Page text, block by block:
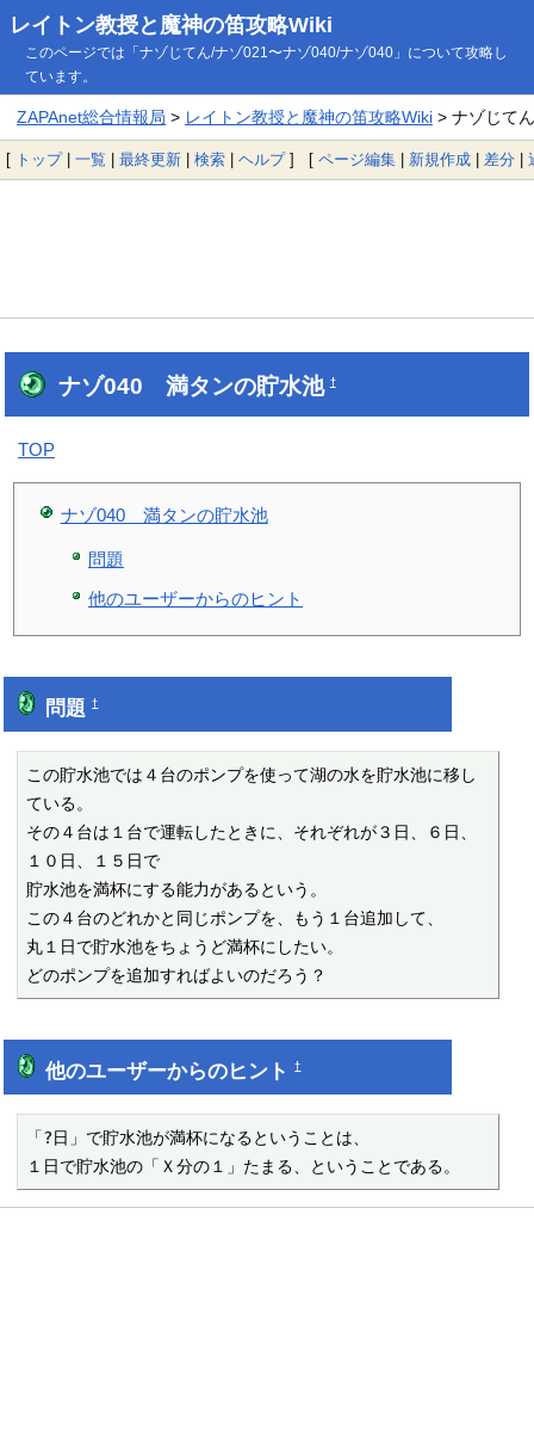
レイトン教授と魔神の笛攻略Wiki
このページでは「ナゾじてん/ナゾ021〜ナゾ040/ナゾ040」について攻略し
ています。
ZAPAnet総合情報局 > レイトン教授と魔神の笛攻略Wiki> ナゾじて
[ トップ| 一覧 | 最終更新 | 検索 | ヘルプ] [ ページ編集 | 新規作成 | 差分 |
ナゾ040 満タンの貯水池†
TOP
ナゾ040 満タンの貯水池
問題
他のユーザーからのヒント
問題†
この貯水池では４台のポンプを使って湖の水を貯水池に移し
ている。
その４台は１台で運転したときに、それぞれが３日、６日、
１０日、１５日で
貯水池を満杯にする能力があるという。
この４台のどれかと同じポンプを、もう１台追加して、
丸１日で貯水池をちょうど満杯にしたい。
どのポンプを追加すればよいのだろう？
他のユーザーからのヒント†
「?日」で貯水池が満杯になるということは、
１日で貯水池の「Ｘ分の１」たまる、ということである。